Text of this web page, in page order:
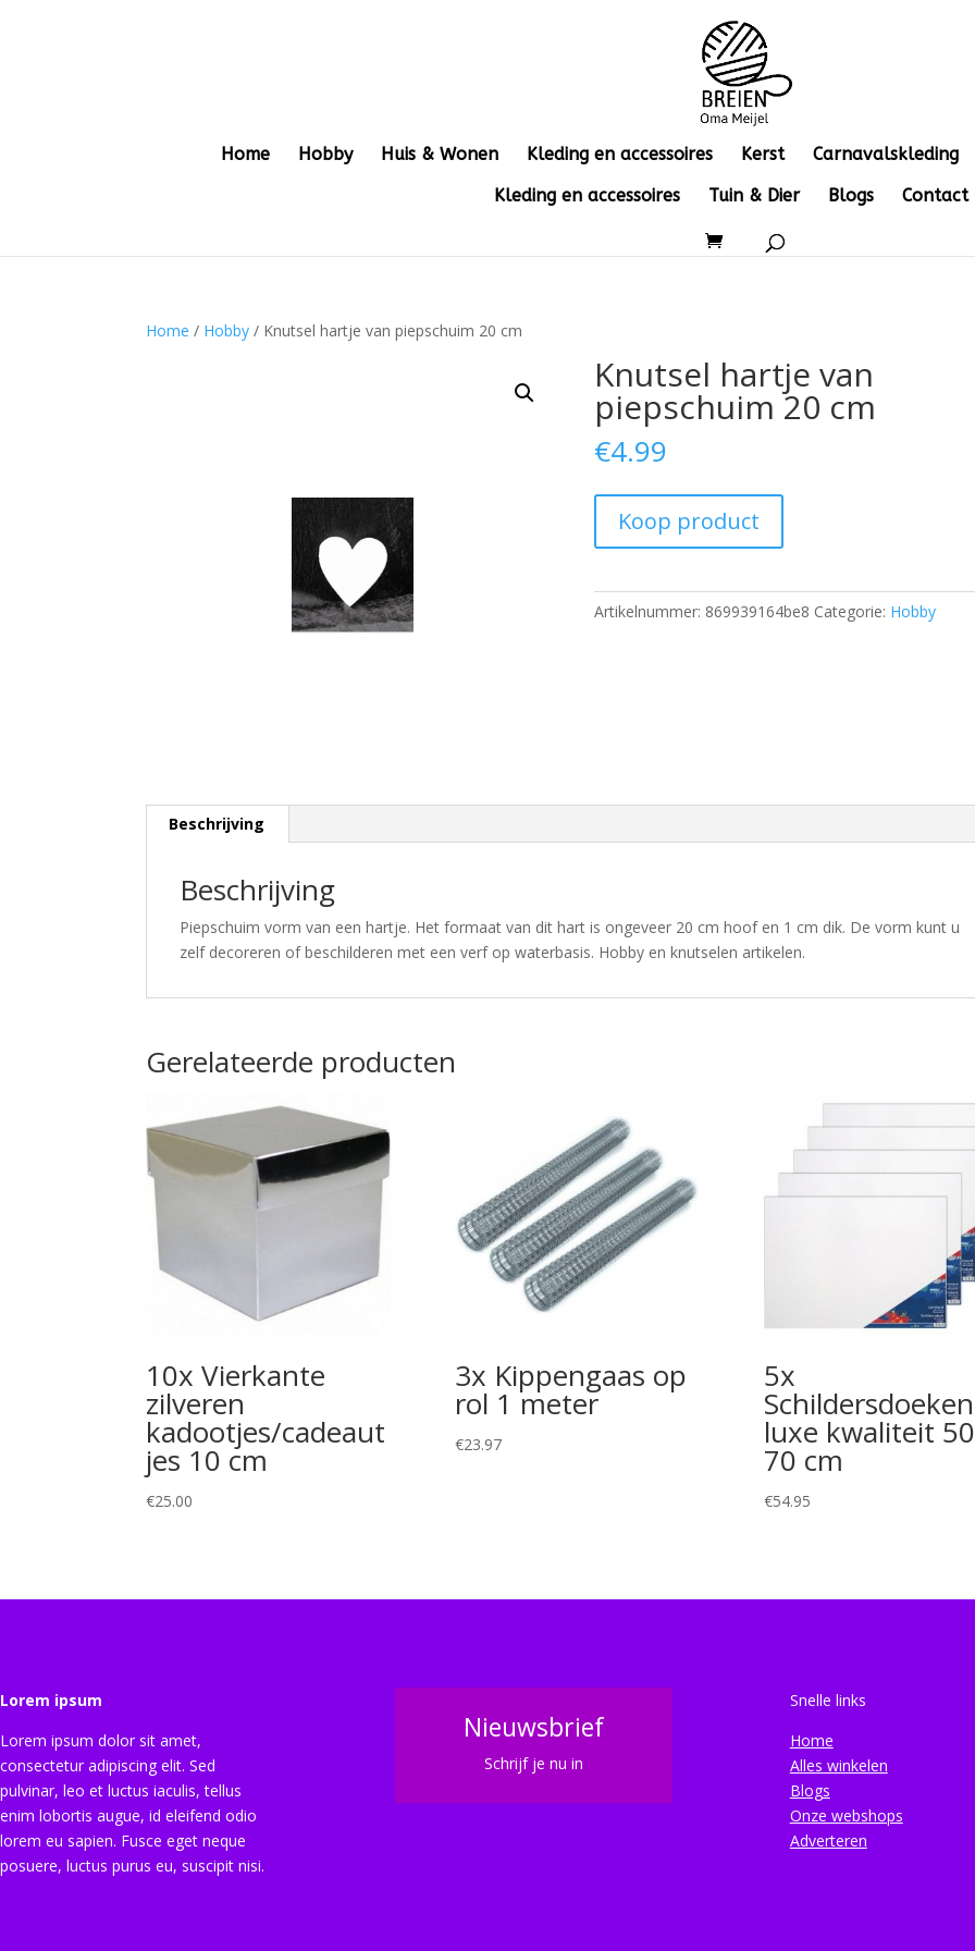
Home Hobby Huis & Wonen Kleding en accessoires Kerst
Carnavalskleding
Kleding en accessoires
Tuin & Dier Blogs Contact
Home / Hobby / Knutsel hartje van piepschuim 20 cm
Knutsel hartje van
piepschuim 20 cm
€4.99
Koop product
Artikelnummer: 869939164be8 Categorie: Hobby
Beschrijving
Beschrijving
Piepschuim vorm van een hartje. Het formaat van dit hart is ongeveer 20 cm hoof en 1 cm dik. De vorm kunt u
zelf decoreren of beschilderen met een verf op waterbasis. Hobby en knutselen artikelen.
Gerelateerde producten
10x Vierkante
zilveren
kadootjes/cadeaut
jes 10 cm
€25.00
3x Kippengaas op
rol 1 meter
€23.97
5x
Schildersdoeken
luxe kwaliteit
70 cm
€54.95
Lorem ipsum
Lorem ipsum dolor sit amet,
consectetur adipiscing elit. Sed
pulvinar, leo et luctus iaculis, tellus
enim lobortis augue, id eleifend odio
lorem eu sapien. Fusce eget neque
posuere, luctus purus eu, suscipit nisi.
Nieuwsbrief
Schrijf je nu in
Snelle links
Home
Alles winkelen
Blogs
Onze webshops
Adverteren